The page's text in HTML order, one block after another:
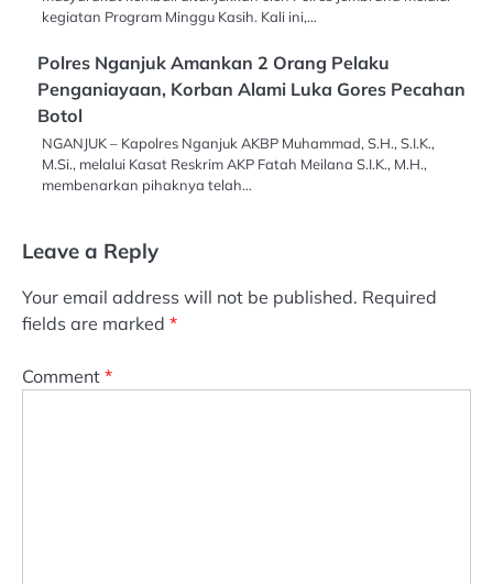
kegiatan Program Minggu Kasih. Kali ini,…
Polres Nganjuk Amankan 2 Orang Pelaku
Penganiayaan, Korban Alami Luka Gores Pecahan
Botol
NGANJUK – Kapolres Nganjuk AKBP Muhammad, S.H., S.I.K.,
M.Si., melalui Kasat Reskrim AKP Fatah Meilana S.I.K., M.H.,
membenarkan pihaknya telah…
Leave a Reply
Your email address will not be published. Required
fields are marked *
Comment *